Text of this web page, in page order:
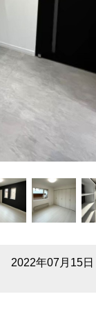
2022年07月15日